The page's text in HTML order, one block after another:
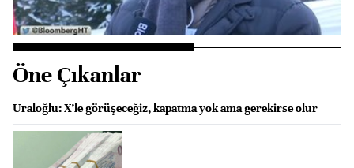
Öne Çıkanlar
Uraloğlu: X’le görüşeceğiz, kapatma yok ama gerekirse olur